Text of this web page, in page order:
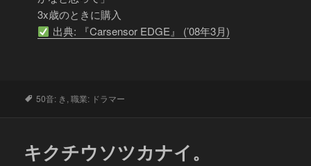
3x歳のときに購入
出典: 『Carsensor EDGE』 (’08年3月)
タ
50音: き,職業: ドラマー
キクチウソツカナイ。